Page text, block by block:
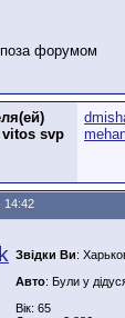
vitos svp
14:42
Звідки Ви:
Авто: Були у
Вік: 65